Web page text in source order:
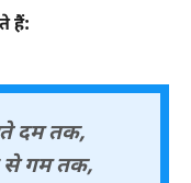
हैं:
दम तक,
गम तक,